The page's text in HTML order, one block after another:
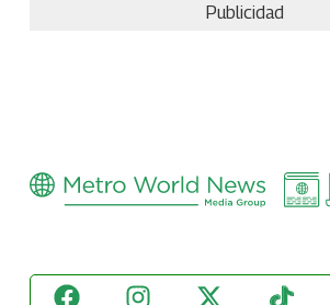
Publicidad